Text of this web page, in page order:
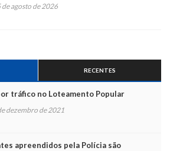
de agosto de 2026
RECENTES
tráfico no Loteamento Popular
dezembro de 2021
apreendidos pela Polícia são